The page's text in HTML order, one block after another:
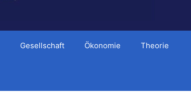
Gesellschaft Ökonomie Theorie